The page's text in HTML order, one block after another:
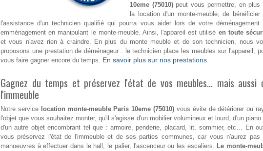
10eme (75010)peut vous permettre, en plus
la location d'un monte-meuble, de bénéficier
l'assistance d'un technicien qualifié qui pourra vous aider lors de votre déménagement
emménagement en manipulant le monte-meuble. Ainsi, l'appareil est utilisé en toute
et vous n'avez rien à craindre. En plus du monte meuble et de son technicien, nous
proposons une prestation de déménageur : le technicien place les meubles sur l'appareil,
vous faire gagner encore du temps. En savoir plus sur nos prestations.
Gagnez du temps et préservez l'état de vos meubles... mais aussi
l'immeuble
Notre service location monte-meuble Paris 10eme (75010) vous évite de détériorer ou
l'objet que vous souhaitez monter, qu'il s'agisse d'un mobilier volumineux et lourd, d'un piano
d'un autre objet encombrant tel que : armoire, penderie, placard, lit, sommier, etc… En
vous préservez l'état de l'immeuble et de ses parties communes, car vous n'aurez pas
manoeuvres à effectuer dans le hall, le palier, l'ascenceur ou les escaliers. Le monte-